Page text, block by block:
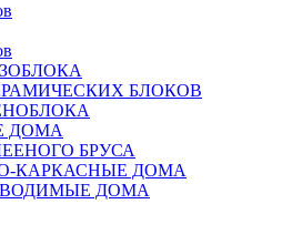
БЛОКОВ
ДОМА
БРУСА
КАРКАСНЫЕ ДОМА
ДОМА